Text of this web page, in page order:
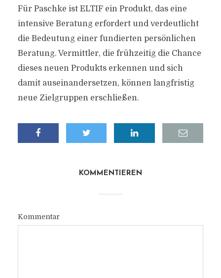
Für Paschke ist ELTIF ein Produkt, das eine
intensive Beratung erfordert und verdeutlicht
die Bedeutung einer fundierten persönlichen
Beratung. Vermittler, die frühzeitig die Chance
dieses neuen Produkts erkennen und sich
damit auseinandersetzen, können langfristig
neue Zielgruppen erschließen.
KOMMENTIEREN
Kommentar